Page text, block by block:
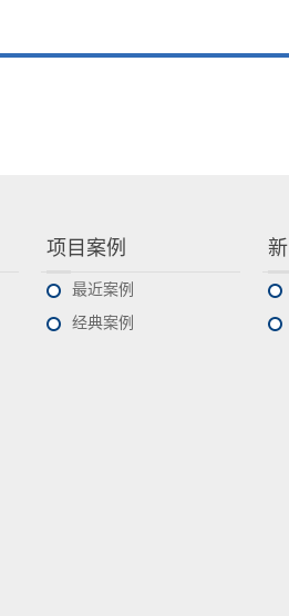
项目案例
最近案例
经典案例